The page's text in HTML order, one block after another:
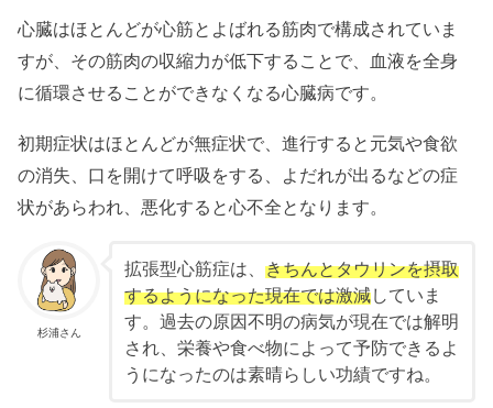
心臓はほとんどが心筋とよばれる筋肉で構成されていま
すが、その筋肉の収縮力が低下することで、血液を全身
に循環させることができなくなる心臓病です。
初期症状はほとんどが無症状で、進行すると元気や食欲
の消失、口を開けて呼吸をする、よだれが出るなどの症
状があらわれ、悪化すると心不全となります。
杉浦さん
拡張型心筋症は、 きちんとタウリンを摂取
するようになった現在では激減していま
す。過去の原因不明の病気が現在では解明
され、栄養や食べ物によって予防できるよ
うになったのは素晴らしい功績ですね。